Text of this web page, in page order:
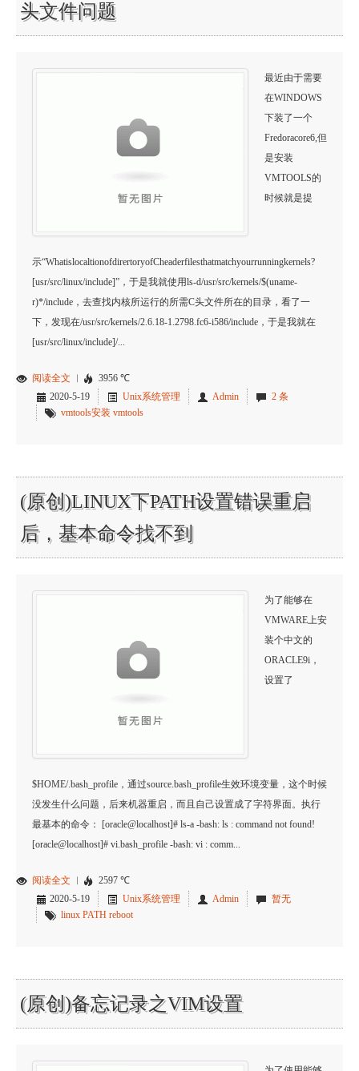
头文件问题
最近由于需要
在WINDOWS
下装了一个
Fredoracore6,但
是安装
VMTOOLS的
时候就是提
示“WhatislocaltionofdirertoryofCheaderfilesthatmatchyourrunningkernels?
[usr/src/linux/include]”，于是我就使用ls-d/usr/src/kernels/$(uname-
r)*/include，去查找内核所运行的所需C头文件所在的目录，看了一
下，发现在/usr/src/kernels/2.6.18-1.2798.fc6-i586/include，于是我就在
[usr/src/linux/include]/...
阅读全文 ︱
3956 ℃
2020-5-19
Unix系统管理 Admin
2 条
vmtools安装 vmtools
(原创)LINUX下PATH设置错误重启
后，基本命令找不到
为了能够在
VMWARE上安
装个中文的
ORACLE9i，
设置了
$HOME/.bash_profile，通过source.bash_profile生效环境变量，这个时候
没发生什么问题，后来机器重启，而且自己设置成了字符界面。执行
最基本的命令： [oracle@localhost]# ls-a -bash: ls : command not found!
[oracle@localhost]# vi.bash_profile -bash: vi : comm...
阅读全文 ︱
2597 ℃
2020-5-19
Unix系统管理 Admin
暂无
linux PATH reboot
(原创)备忘记录之VIM设置